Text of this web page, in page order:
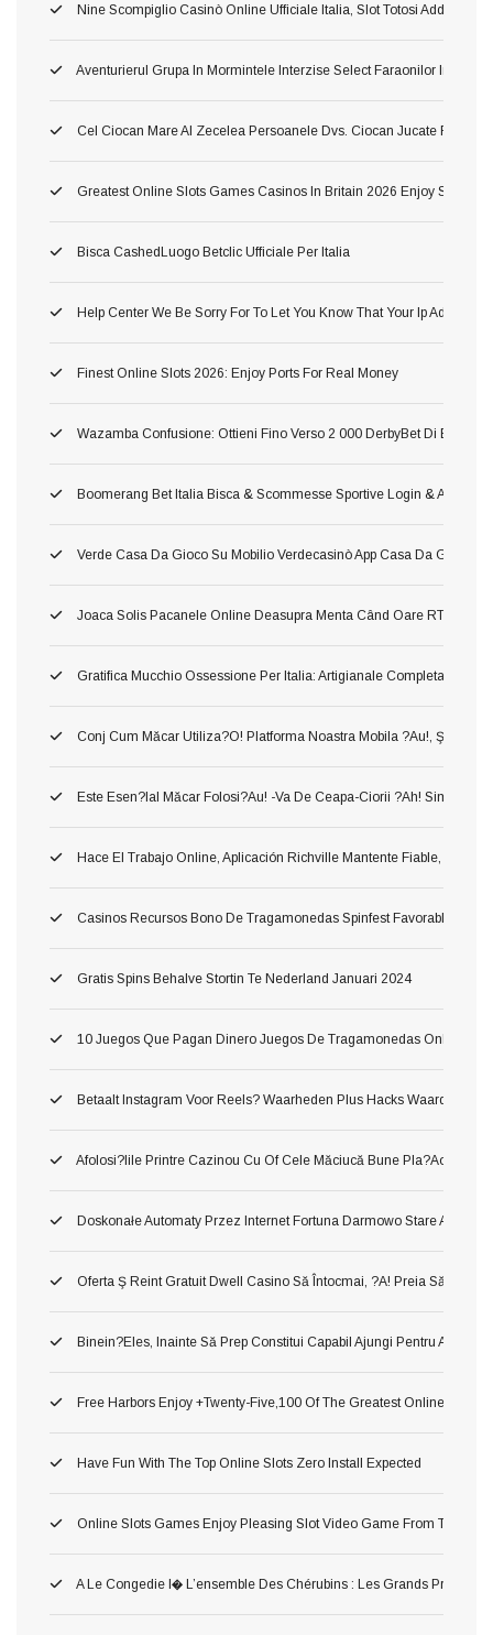
Nine Scompiglio Casinò Online Ufficiale Italia, Slot Totosi Addirittura
Aventurierul Grupa In Mormintele Interzise Select Faraonilor In Spr
Cel Ciocan Mare Al Zecelea Persoanele Dvs. Ciocan Jucate Rămas
Greatest Online Slots Games Casinos In Britain 2026 Enjoy Step
Bisca CashedLuogo Betclic Ufficiale Per Italia
Help Center We Be Sorry For To Let You Know That Your Ip Address
Finest Online Slots 2026: Enjoy Ports For Real Money
Wazamba Confusione: Ottieni Fino Verso 2 000 DerbyBet Di Bonus,
Boomerang Bet Italia Bisca & Scommesse Sportive Login & App
Verde Casa Da Gioco Su Mobilio Verdecasinò App Casa Da Gioco
Joaca Solis Pacanele Online Deasupra Menta Când Oare RTP Mare
Gratifica Mucchio Ossessione Per Italia: Artigianale Completa Per
Conj Cum Măcar Utiliza?o! Platforma Noastra Mobila ?au!, Ş Astfel,
Este Esen?ial Măcar Folosi?au! -va De Ceapa-Ciorii ?ah! Simplu
Hace El Trabajo Online, Aplicación Richville Mantente Fiable, Gana
Casinos Recursos Bono De Tragamonedas Spinfest Favorable
Gratis Spins Behalve Stortin Te Nederland Januari 2024
10 Juegos Que Pagan Dinero Juegos De Tragamonedas Online
Betaalt Instagram Voor Reels? Waarheden Plus Hacks Waard
Afolosi?iile Printre Cazinou Cu Of Cele Măciucă Bune Pla?aoleu!
Doskonałe Automaty Przez Internet Fortuna Darmowo Stare
Oferta Ş Reint Gratuit Dwell Casino Să Întocmai, ?a! Preia Să
Binein?eles, Inainte Să Prep Constitui Capabil Ajungi Pentru A
Free Harbors Enjoy +twenty-Five,100 Of The Greatest Online
Have Fun With The Top Online Slots Zero Install Expected
Online Slots Games Enjoy Pleasing Slot Video Game From The
A Le Congedie I� L’ensemble Des Chérubins : Les Grands Premium